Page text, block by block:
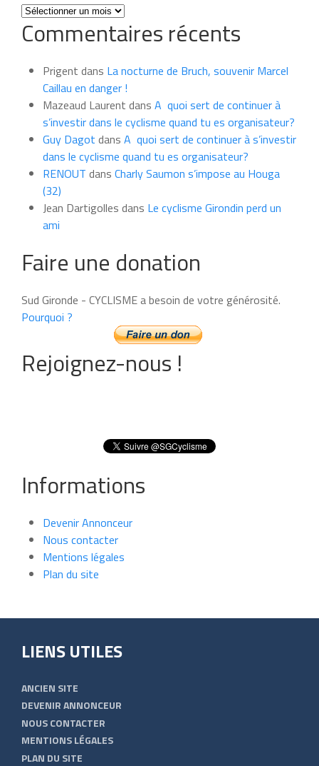
Toutes
les
news
mois
Commentaires récents
Prigent dans La nocturne de Bruch, souvenir Marcel
Caillau en danger !
Mazeaud Laurent dans A quoi sert de continuer à
s’investir dans le cyclisme quand tu es organisateur?
Guy Dagot dans A quoi sert de continuer à s’investir
dans le cyclisme quand tu es organisateur?
RENOUT dans Charly Saumon s’impose au Houga
(32)
Jean Dartigolles dans Le cyclisme Girondin perd un
ami
Faire une donation
Sud Gironde - CYCLISME a besoin de votre générosité.
Pourquoi ?
Rejoignez-nous !
Informations
Devenir Annonceur
Nous contacter
Mentions légales
Plan du site
LIENS UTILES
ANCIEN SITE
DEVENIR ANNONCEUR
NOUS CONTACTER
MENTIONS LÉGALES
PLAN DU SITE